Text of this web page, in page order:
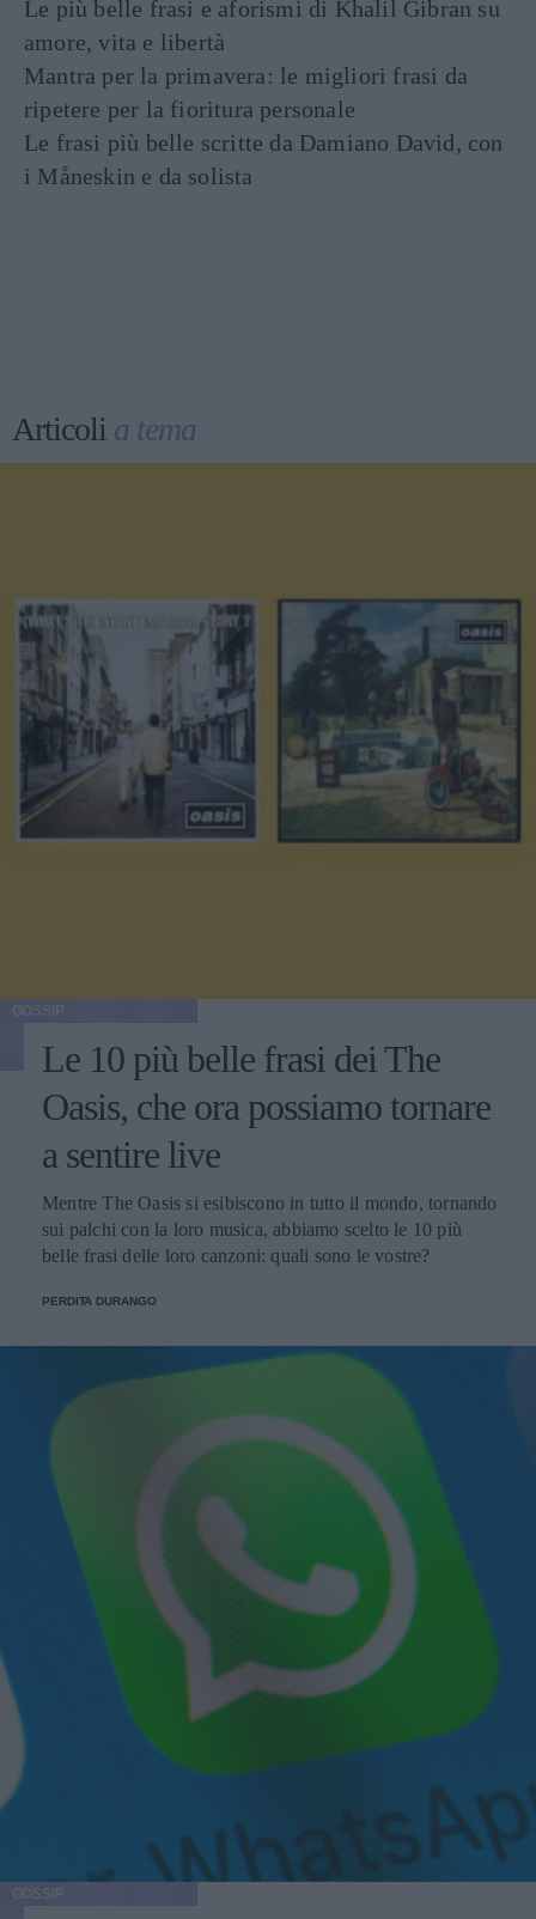
Le più belle frasi e aforismi di Khalil Gibran su
amore, vita e libertà
Mantra per la primavera: le migliori frasi da
ripetere per la fioritura personale
Le frasi più belle scritte da Damiano David, con
i Måneskin e da solista
Articoli a tema
Le 10 più belle frasi dei The
Oasis, che ora possiamo tornare
a sentire live
Mentre The Oasis si esibiscono in tutto il mondo, tornando
sui palchi con la loro musica, abbiamo scelto le 10 più
belle frasi delle loro canzoni: quali sono le vostre?
PERDITA DURANGO